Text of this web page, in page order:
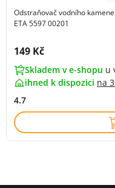
Odstraňovač vodního kamene
ETA 5597 00201
Cena s DPH:
149 Kč
Skladem v e-shopu u
ihned k dispozici na
4.7